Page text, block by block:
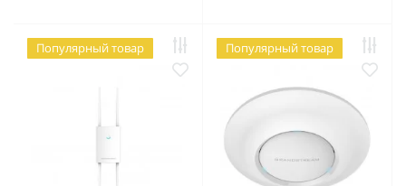
Популярный товар Популярный товар